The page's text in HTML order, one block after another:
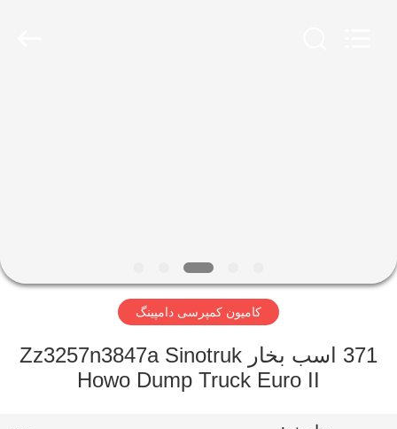
تور
کامیون کمپرسی دامپینگ
371 اسب بخار Zz3257n3847a Sinotruk
Howo Dump Truck Euro II